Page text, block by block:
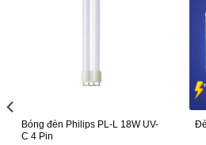
Bóng đèn diệt côn trùng Philips
18W – 60cm